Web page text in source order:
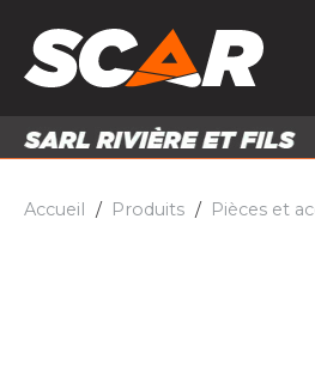
Accueil Produits Pièces et